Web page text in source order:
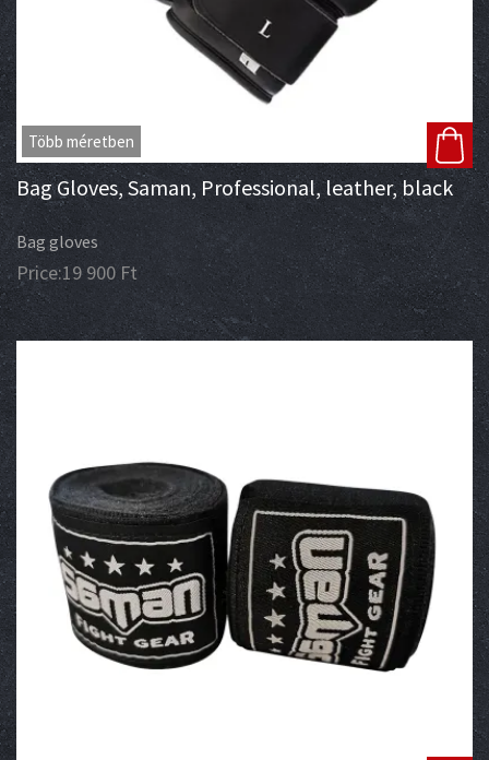
Több méretben
Bag Gloves, Saman, Professional, leather, black
Bag gloves
Price:19 900Ft